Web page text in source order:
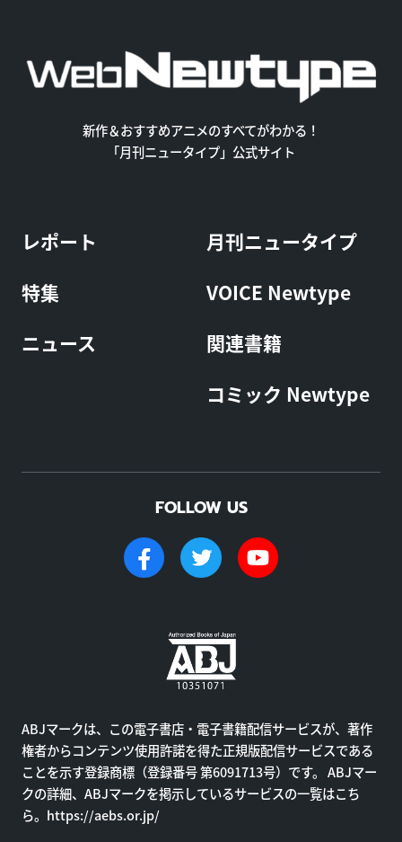
新作＆おすすめアニメのすべてがわかる！
「月刊ニュータイプ」公式サイト
レポート
特集
ニュース
月刊ニュータイプ
VOICE Newtype
関連書籍
コミック Newtype
FOLLOW US
ABJマークは、この電子書店・電子書籍配信サービスが、著作
権者からコンテンツ使用許諾を得た正規版配信サービスである
ことを示す登録商標（登録番号 第6091713号）です。 ABJマー
クの詳細、ABJマークを掲示しているサービスの一覧はこち
ら。 https://aebs.or.jp/